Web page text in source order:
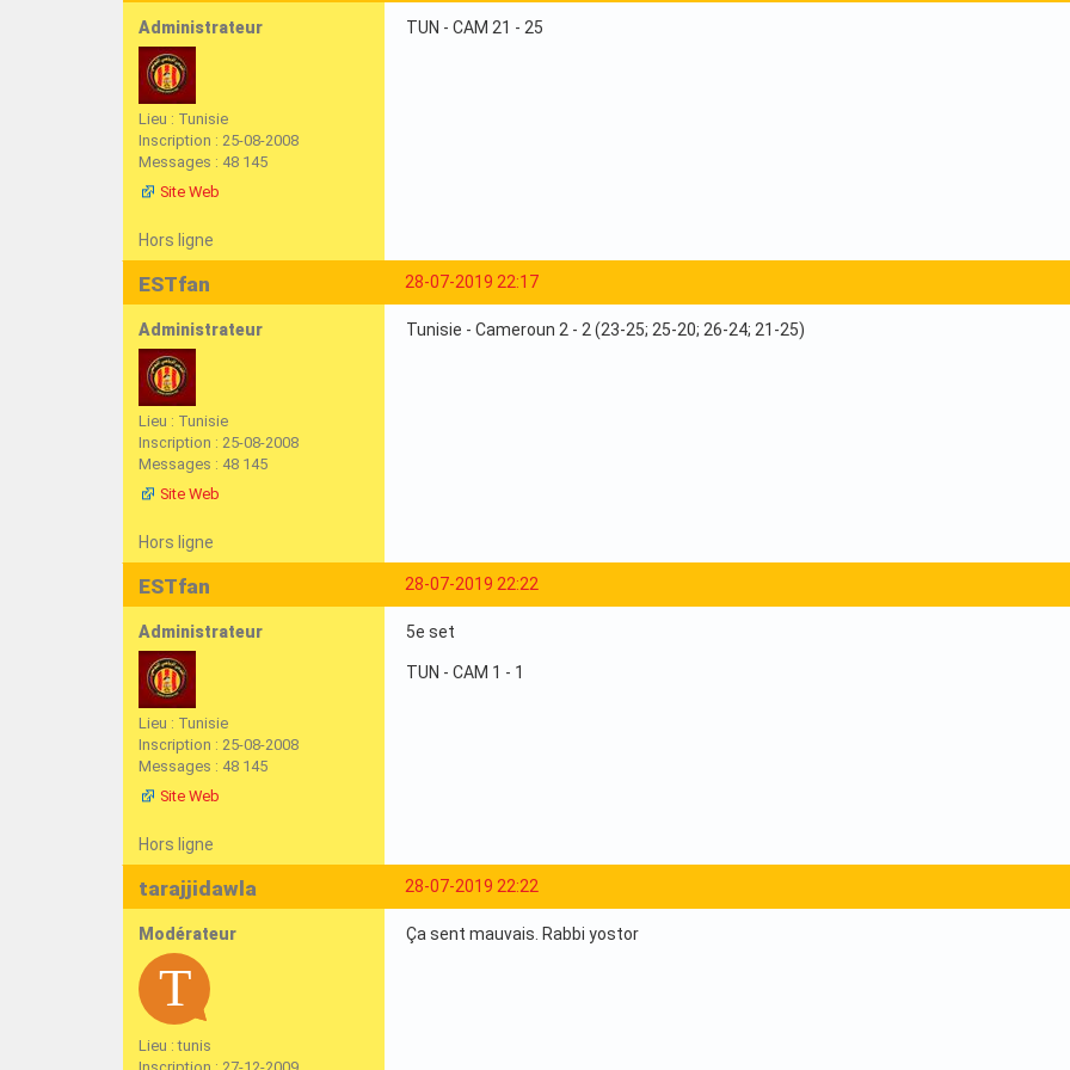
Administrateur
Lieu : Tunisie
Inscription : 25-08-2008
Messages : 48 145
Site Web
TUN - CAM 21 - 25
Hors ligne
28-07-2019 22:17
ESTfan
Administrateur
Lieu : Tunisie
Inscription : 25-08-2008
Messages : 48 145
Site Web
Tunisie - Cameroun 2 - 2 (23-25; 25-20; 26-24; 21-25)
Hors ligne
28-07-2019 22:22
ESTfan
Administrateur
Lieu : Tunisie
Inscription : 25-08-2008
Messages : 48 145
Site Web
5e set
TUN - CAM 1 - 1
Hors ligne
28-07-2019 22:22
tarajjidawla
Modérateur
Lieu : tunis
Ça sent mauvais. Rabbi yostor